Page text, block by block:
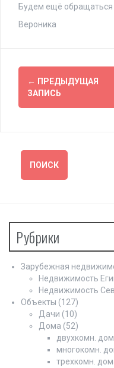
Будем ещё обращаться
Вероника
Навигация
по
← ПРЕДЫДУЩАЯ
ЗАПИСЬ
Рубрики
Зарубежная
Недвижимость
Недвижимость
Объекты (127)
Дачи (10)
Дома (52)
двухкомн.
многокомн.
трехкомн.